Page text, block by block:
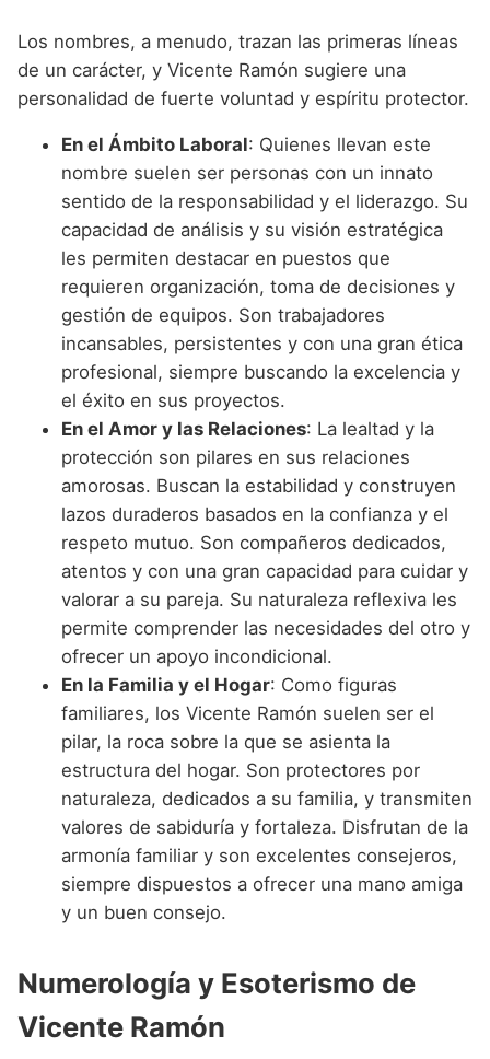
Los nombres, a menudo, trazan las primeras líneas
de un carácter, y Vicente Ramón sugiere una
personalidad de fuerte voluntad y espíritu protector.
En el Ámbito Laboral: Quienes llevan este
nombre suelen ser personas con un innato
sentido de la responsabilidad y el liderazgo. Su
capacidad de análisis y su visión estratégica
les permiten destacar en puestos que
requieren organización, toma de decisiones y
gestión de equipos. Son trabajadores
incansables, persistentes y con una gran ética
profesional, siempre buscando la excelencia y
el éxito en sus proyectos.
En el Amor y las Relaciones: La lealtad y la
protección son pilares en sus relaciones
amorosas. Buscan la estabilidad y construyen
lazos duraderos basados en la confianza y el
respeto mutuo. Son compañeros dedicados,
atentos y con una gran capacidad para cuidar y
valorar a su pareja. Su naturaleza reflexiva les
permite comprender las necesidades del otro y
ofrecer un apoyo incondicional.
En la Familia y el Hogar: Como figuras
familiares, los Vicente Ramón suelen ser el
pilar, la roca sobre la que se asienta la
estructura del hogar. Son protectores por
naturaleza, dedicados a su familia, y transmiten
valores de sabiduría y fortaleza. Disfrutan de la
armonía familiar y son excelentes consejeros,
siempre dispuestos a ofrecer una mano amiga
y un buen consejo.
Numerología y Esoterismo de
Vicente Ramón